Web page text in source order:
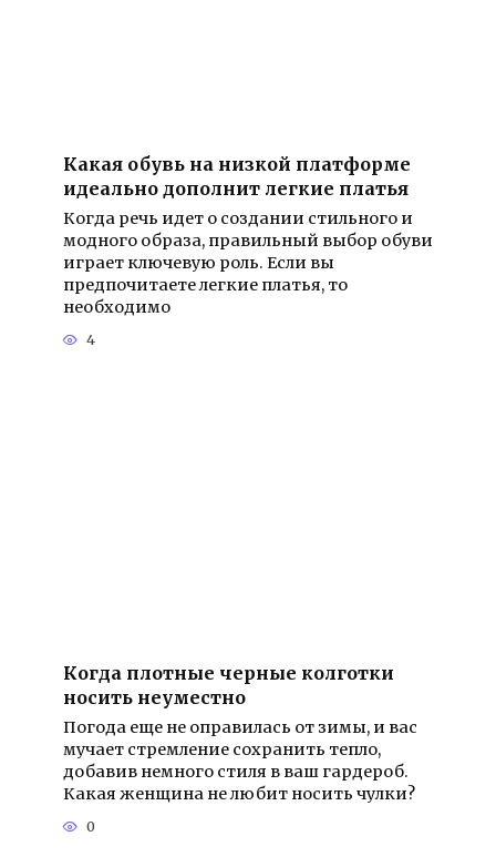
Какая обувь на низкой платформе
идеально дополнит легкие платья
Когда речь идет о создании стильного и
модного образа, правильный выбор обуви
играет ключевую роль. Если вы
предпочитаете легкие платья, то
необходимо
4
Когда плотные черные колготки
носить неуместно
Погода еще не оправилась от зимы, и вас
мучает стремление сохранить тепло,
добавив немного стиля в ваш гардероб.
Какая женщина не любит носить чулки?
0